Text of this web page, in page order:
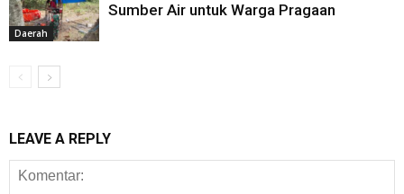
Daerah
Sumber Air untuk Warga Pragaan
LEAVE A REPLY